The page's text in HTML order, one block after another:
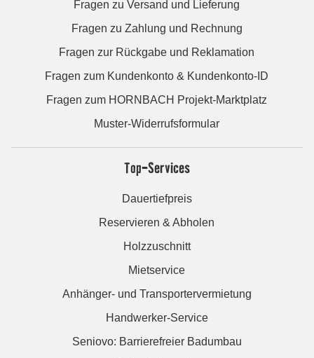
Fragen zu Versand und Lieferung
Fragen zu Zahlung und Rechnung
Fragen zur Rückgabe und Reklamation
Fragen zum Kundenkonto & Kundenkonto-ID
Fragen zum HORNBACH Projekt-Marktplatz
Muster-Widerrufsformular
Top-Services
Dauertiefpreis
Reservieren & Abholen
Holzzuschnitt
Mietservice
Anhänger- und Transportervermietung
Handwerker-Service
Seniovo: Barrierefreier Badumbau